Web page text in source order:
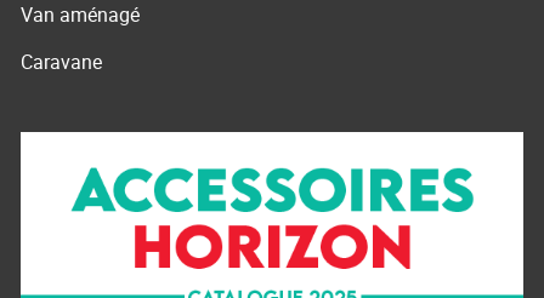
Van aménagé
Caravane